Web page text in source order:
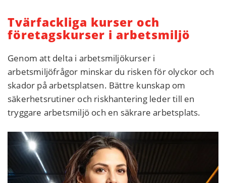
Tvärfackliga kurser och
företagskurser i arbetsmiljö
Genom att delta i arbetsmiljökurser i
arbetsmiljöfrågor minskar du risken för olyckor och
skador på arbetsplatsen. Bättre kunskap om
säkerhetsrutiner och riskhantering leder till en
tryggare arbetsmiljö och en säkrare arbetsplats.